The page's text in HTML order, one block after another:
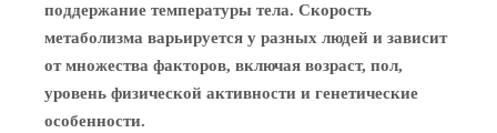
поддержание температуры тела. Скорость
метаболизма варьируется у разных людей и зависит
от множества факторов, включая возраст, пол,
уровень физической активности и генетические
особенности.